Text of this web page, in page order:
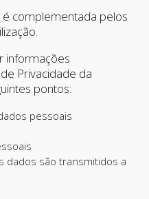
é complementada pelos
informações
Privacidade da
pontos:
pessoais
dados são transmitidos a